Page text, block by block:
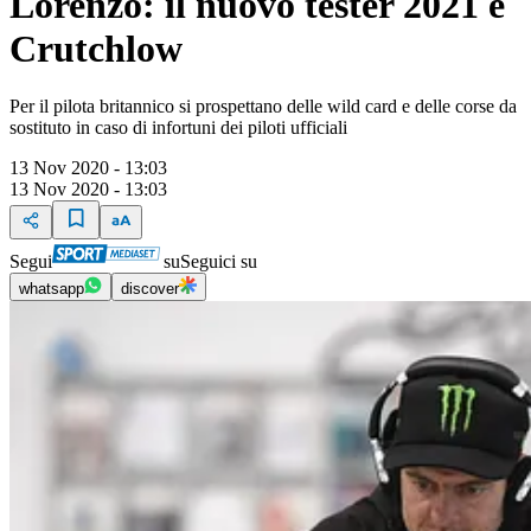
Crutchlow
Per il pilota britannico si prospettano delle wild card e delle corse da
sostituto in caso di infortuni dei piloti ufficiali
13 Nov 2020 - 13:03
13 Nov 2020 - 13:03
Segui suSeguici su
whatsapp discover